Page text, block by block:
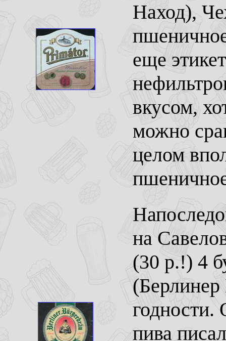
Наход),
еще
вкусом,
можно
целом
на
(30 р.!) 4
(Берлинер
годности.
пива